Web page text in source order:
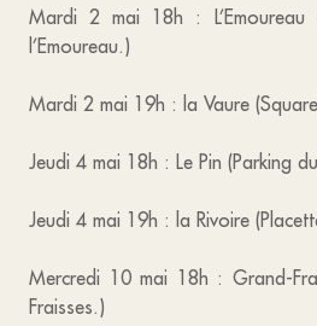
Mardi 2 mai 18h : L’Emoureau
l’Emoureau.)
Mardi 2 mai 19h : la Vaure
Jeudi 4 mai 18h : Le Pin (Parking
Jeudi 4 mai 19h : la Rivoire
Mercredi 10 mai 18h : Grand-
Fraisses.)